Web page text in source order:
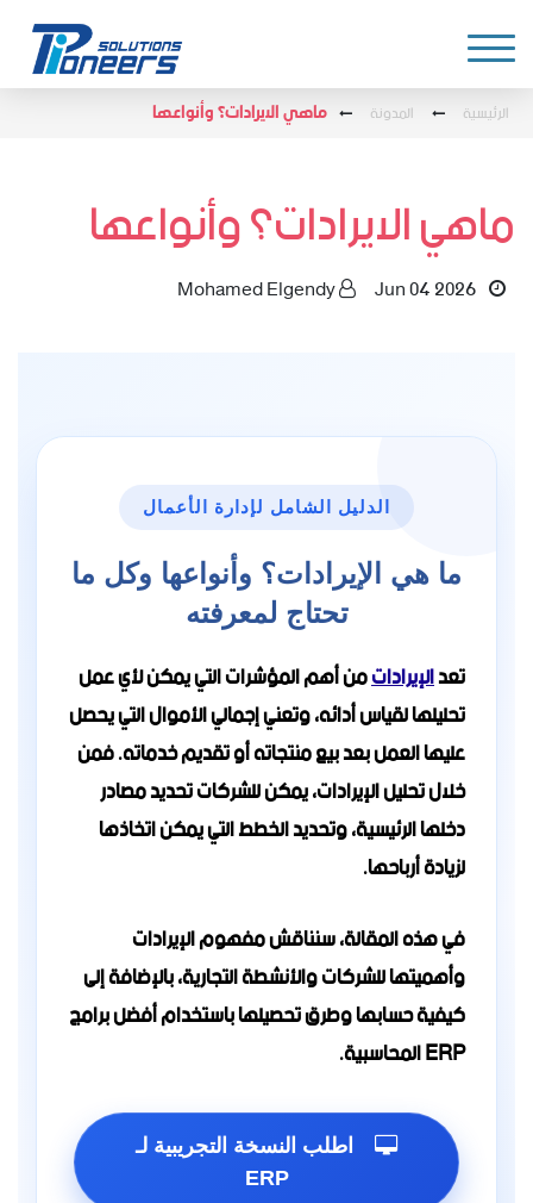
الرئيسية المدونة ماهي الايرادات؟ وأنواعها
ماهي الايرادات؟ وأنواعها
Jun 04 2026
Mohamed Elgendy
الدليل الشامل لإدارة الأعمال
ما هي الإيرادات؟ وأنواعها وكل ما
تحتاج لمعرفته
تعدالإيراداتمن أهم المؤشرات التي يمكن لأي عمل
تحليلها لقياس أدائه، وتعني إجمالي الأموال التي يحصل
عليها العمل بعد بيع منتجاته أو تقديم خدماته. فمن
خلال تحليل الإيرادات، يمكن للشركات تحديد مصادر
دخلها الرئيسية، وتحديد الخطط التي يمكن اتخاذها
لزيادة أرباحها.
في هذه المقالة، سنناقش مفهوم الإيرادات
وأهميتها للشركات والأنشطة التجارية، بالإضافة إلى
كيفية حسابها وطرق تحصيلها باستخدام أفضل برامج
ERP المحاسبية.
اطلب النسخة التجريبية لـ
ERP